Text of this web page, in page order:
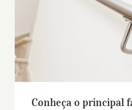
Conheça o principal
corrimão
Conheça o principal